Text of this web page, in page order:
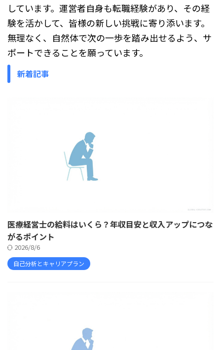
しています。運営者自身も転職経験があり、その経
験を活かして、皆様の新しい挑戦に寄り添います。
無理なく、自然体で次の一歩を踏み出せるよう、サ
ポートできることを願っています。
新着記事
医療経営士の給料はいくら？年収目安と収入アップにつな
がるポイント
2026/8/6
自己分析とキャリアプラン